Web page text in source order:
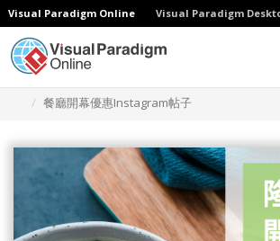
Visual Paradigm Online Visual Paradigm
餐廳開幕優惠Instagram帖子